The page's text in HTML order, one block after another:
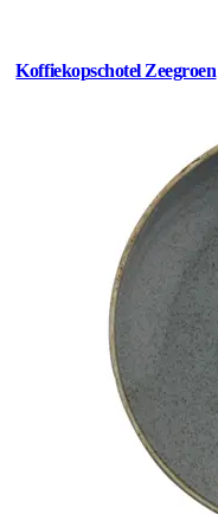
Koffiekopschotel Zeegroen